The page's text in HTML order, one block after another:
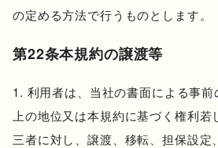
の定める方法で行うものとします。
第22条本規約の譲渡等
利用者は、当社の書面による事
上の地位又は本規約に基づく権利
三者に対し、譲渡、移転、担保設定